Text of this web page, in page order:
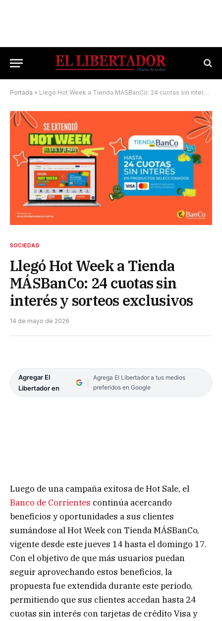
Portada » Llegó Hot Week a Tienda MÁSBanCo: 24 cuotas sin interés y sorteos exclusivos
SOCIEDAD
Llegó Hot Week a Tienda
MÁSBanCo: 24 cuotas sin
interés y sorteos exclusivos
14 de mayo de 2026
Agregar El
Libertador en
Agrega El Libertador a tus medios
preferidos en Google
Luego de una campaña exitosa de Hot Sale, el
Banco de Corrientes continúa acercando
beneficios y oportunidades a sus clientes
sumándose al Hot Week con Tienda MÁSBanCo,
vigente desde este jueves 14 hasta el domingo 17.
Con el objetivo de que más usuarios puedan
seguir aprovechando estos beneficios, la
propuesta fue extendida durante este período,
permitiendo que sus clientes accedan hasta 24
cuotas sin interés con tarjetas de crédito Visa y